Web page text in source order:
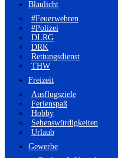
Blaulicht
#Feuerwehren
#Polizei
DLRG
DRK
Rettungsdienst
THW
Freizeit
Ausflugsziele
Ferienspaß
Hobby
Sehenswürdigkeiten
Urlaub
Gewerbe